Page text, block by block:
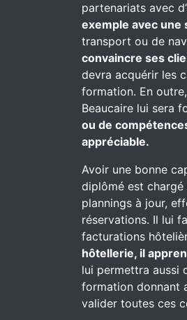
partenariats avec
exemple avec une
transport ou de
convaincre ses
devra acquérir les
formation. En
Beaucaire lui sera
ou de
appréciable.
Avoir une bonne
diplômé est chargé
plannings à jour,
réservations. Il lui
facturations
hôtellerie, il
lui permettra aussi
formation donnant
valider toutes ces